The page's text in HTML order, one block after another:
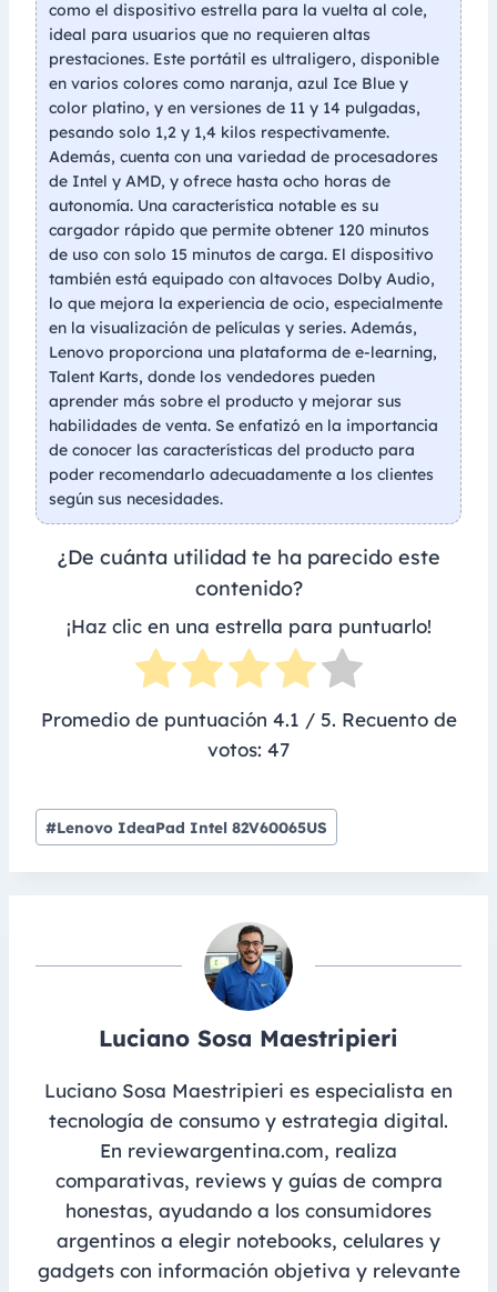
como el dispositivo estrella para la vuelta al cole,
ideal para usuarios que no requieren altas
prestaciones. Este portátil es ultraligero, disponible
en varios colores como naranja, azul Ice Blue y
color platino, y en versiones de 11 y 14 pulgadas,
pesando solo 1,2 y 1,4 kilos respectivamente.
Además, cuenta con una variedad de procesadores
de Intel y AMD, y ofrece hasta ocho horas de
autonomía. Una característica notable es su
cargador rápido que permite obtener 120 minutos
de uso con solo 15 minutos de carga. El dispositivo
también está equipado con altavoces Dolby Audio,
lo que mejora la experiencia de ocio, especialmente
en la visualización de películas y series. Además,
Lenovo proporciona una plataforma de e-learning,
Talent Karts, donde los vendedores pueden
aprender más sobre el producto y mejorar sus
habilidades de venta. Se enfatizó en la importancia
de conocer las características del producto para
poder recomendarlo adecuadamente a los clientes
según sus necesidades.
¿De cuánta utilidad te ha parecido este
contenido?
¡Haz clic en una estrella para puntuarlo!
Promedio de puntuación 4.1 / 5. Recuento de
votos: 47
Post
Tags:
#Lenovo IdeaPad Intel 82V60065US
Luciano Sosa Maestripieri
Luciano Sosa Maestripieri es especialista en
tecnología de consumo y estrategia digital.
En reviewargentina.com, realiza
comparativas, reviews y guías de compra
honestas, ayudando a los consumidores
argentinos a elegir notebooks, celulares y
gadgets con información objetiva y relevante